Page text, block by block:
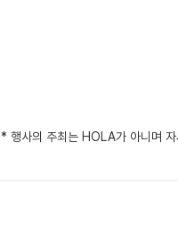
* 행사의 주최는 HOLA가 아니며 자